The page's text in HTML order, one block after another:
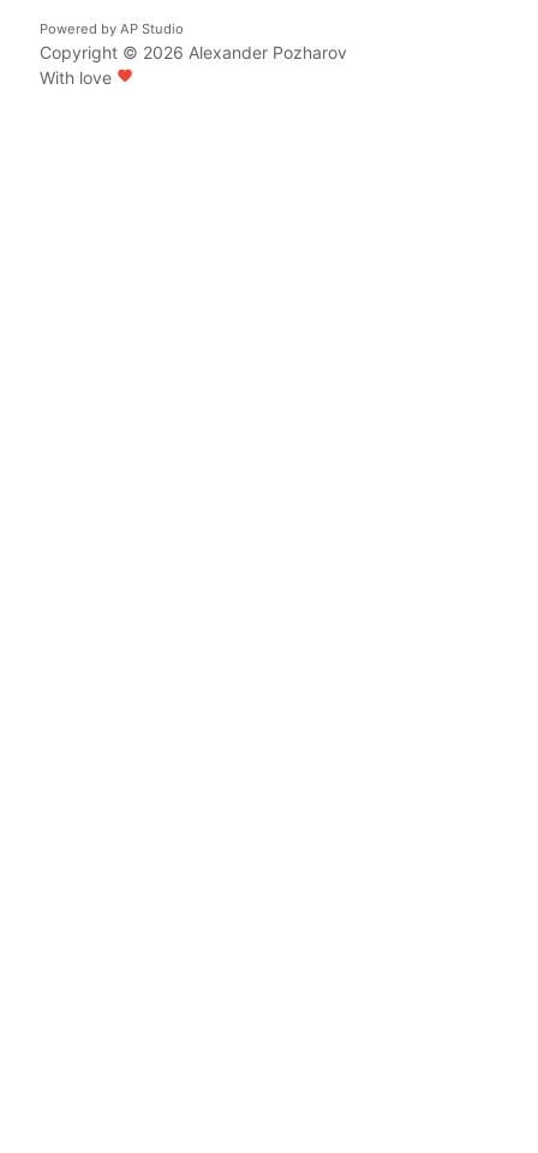
Powered by AP Studio
Copyright © 2026 Alexander Pozharov
With love favorite